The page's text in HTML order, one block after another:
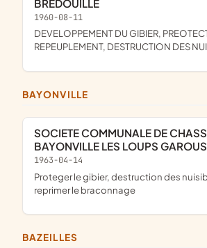
BREDOUILLE
1960-08-11
DEVELOPPEMENT DU GIBIER, PREOTECTION,
REPEUPLEMENT, DESTRUCTION DES
BAYONVILLE
SOCIETE COMMUNALE DE CHASSE DE
BAYONVILLE LES LOUPS GAROUS
1963-04-14
proteger le gibier, destruction des nuisibles, repeupler,
reprimer le braconnage
BAZEILLES